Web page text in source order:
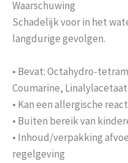
Waarschuwing
Schadelijk voor in het
langdurige gevolgen.
• Bevat: Octahydro-
Coumarine,
• Kan een allergische
• Buiten bereik van
• Inhoud/verpakking
regelgeving